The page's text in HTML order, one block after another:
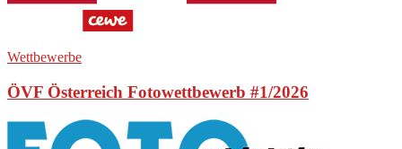
Wettbewerbe
ÖVF Österreich Fotowettbewerb #1/2026